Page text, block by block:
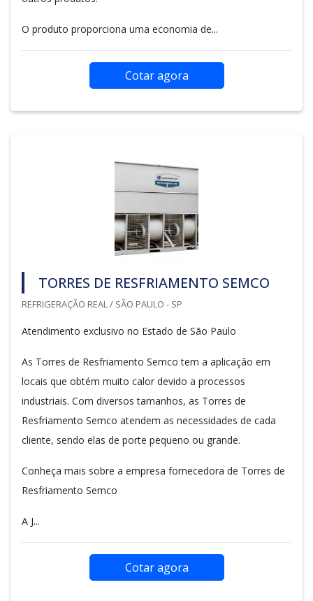
O produto proporciona uma economia de...
Cotar agora
TORRES DE RESFRIAMENTO SEMCO
REFRIGERAÇÃO REAL / SÃO PAULO - SP
Atendimento exclusivo no Estado de São Paulo
As Torres de Resfriamento Semco tem a aplicação em
locais que obtém muito calor devido a processos
industriais. Com diversos tamanhos, as Torres de
Resfriamento Semco atendem as necessidades de cada
cliente, sendo elas de porte pequeno ou grande.
Conheça mais sobre a empresa fornecedora de Torres de
Resfriamento Semco
A J...
Cotar agora